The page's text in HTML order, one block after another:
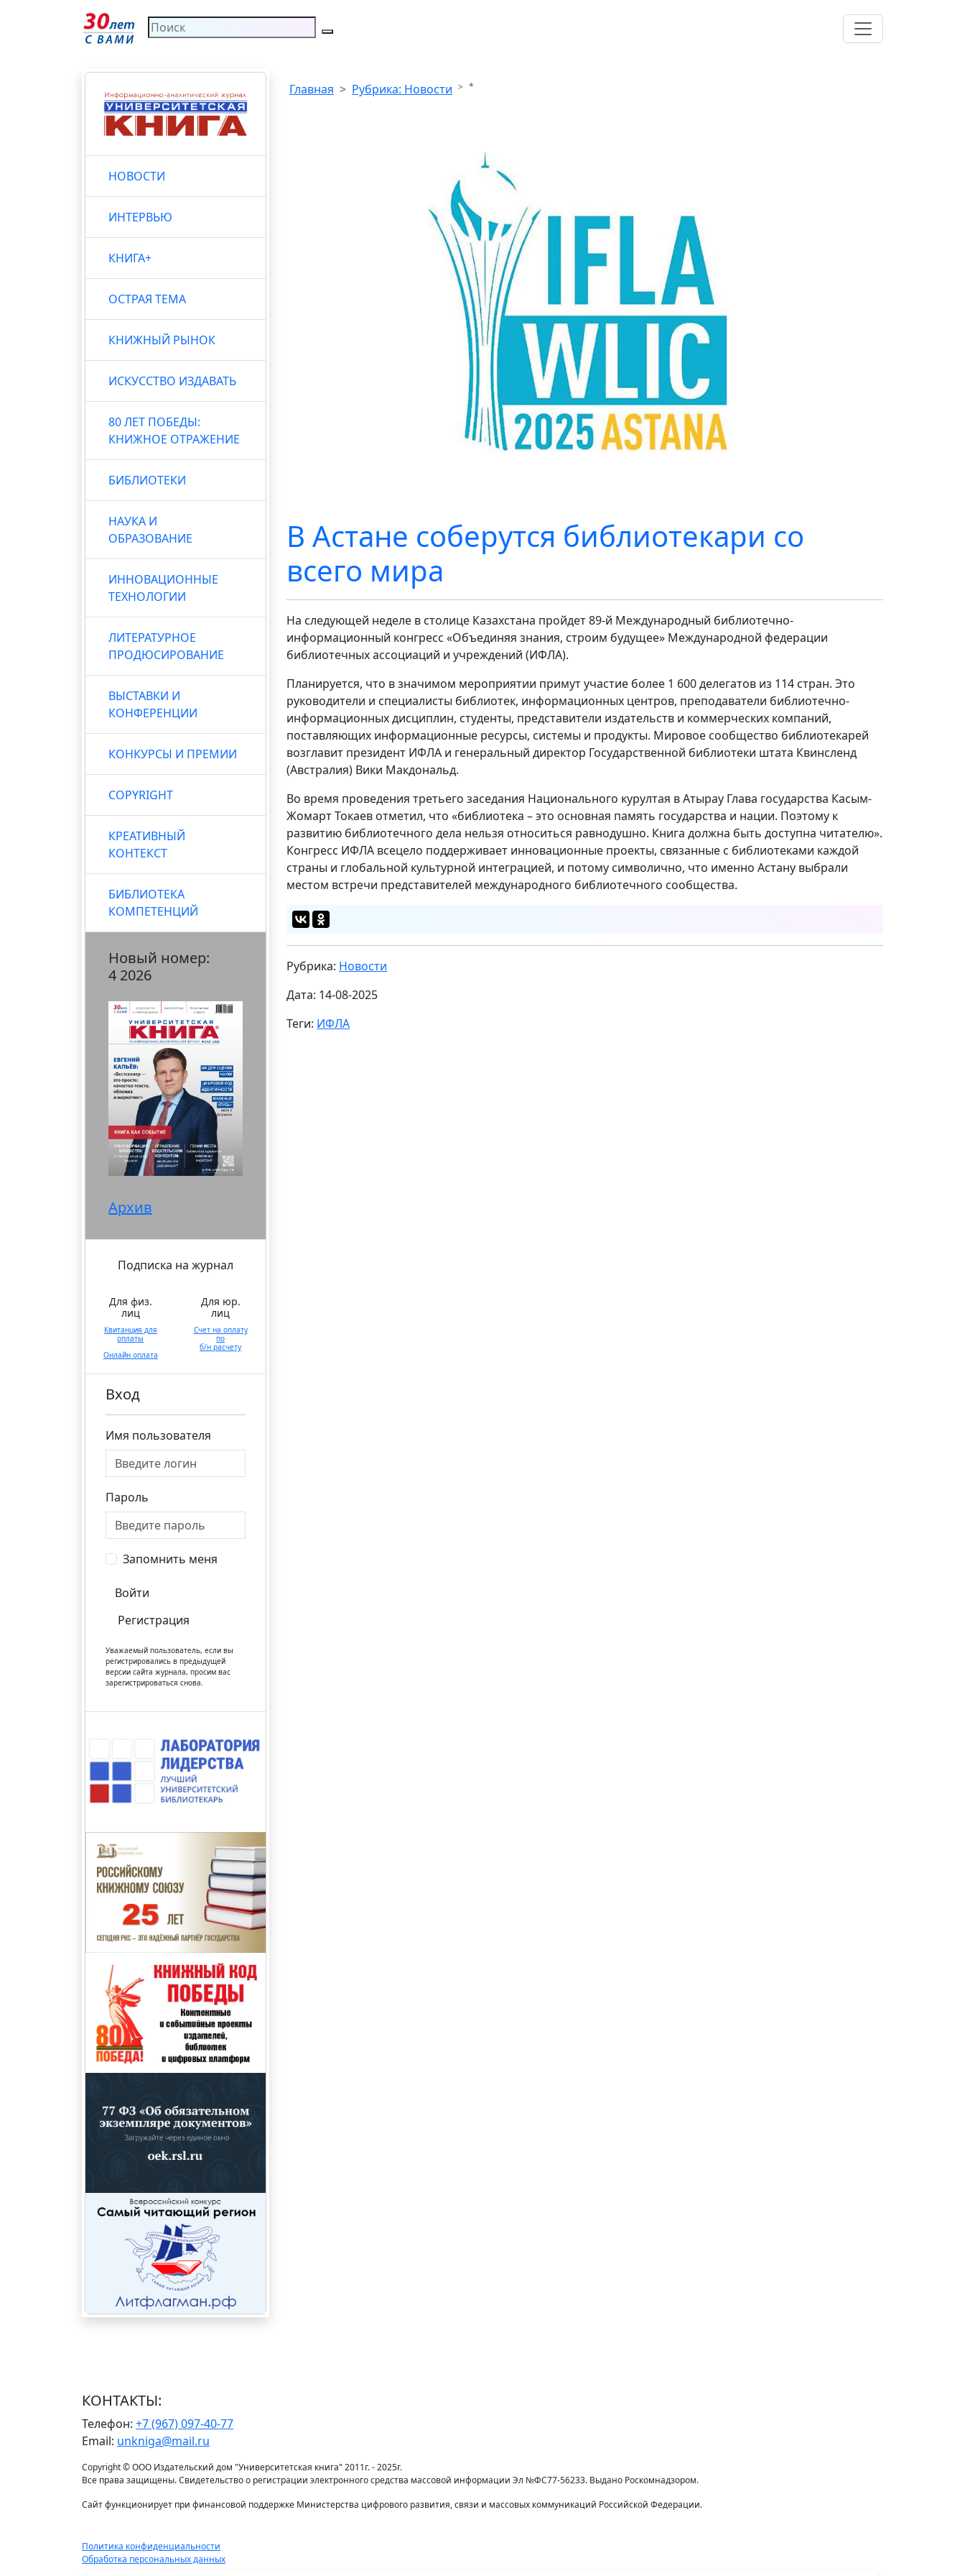
НОВОСТИ
ИНТЕРВЬЮ
КНИГА+
ОСТРАЯ ТЕМА
КНИЖНЫЙ РЫНОК
ИСКУССТВО ИЗДАВАТЬ
80 ЛЕТ ПОБЕДЫ:
КНИЖНОЕ ОТРАЖЕНИЕ
БИБЛИОТЕКИ
НАУКА И
ОБРАЗОВАНИЕ
ИННОВАЦИОННЫЕ
ТЕХНОЛОГИИ
ЛИТЕРАТУРНОЕ
ПРОДЮСИРОВАНИЕ
ВЫСТАВКИ И
КОНФЕРЕНЦИИ
КОНКУРСЫ И ПРЕМИИ
COPYRIGHT
КРЕАТИВНЫЙ
КОНТЕКСТ
БИБЛИОТЕКА
КОМПЕТЕНЦИЙ
Новый номер:
4 2026
Архив
Подписка на журнал
Для физ.
лиц
Квитанция для
оплаты
Онлайн оплата
Для юр.
лиц
Счет на оплату
по
б/н расчету
Вход
Имя пользователя
Пароль
Запомнить меня
Войти
Регистрация
Уважаемый пользователь, если вы
регистрировались в предыдущей
версии сайта журнала, просим вас
зарегистрироваться снова.
Главная Рубрика: Новости *
В Астане соберутся библиотекари со
всего мира
На следующей неделе в столице Казахстана пройдет 89-й Международный библиотечно-
информационный конгресс «Объединяя знания, строим будущее» Международной федерации
библиотечных ассоциаций и учреждений (ИФЛА).
Планируется, что в значимом мероприятии примут участие более 1 600 делегатов из 114 стран. Это
руководители и специалис­ты библиотек, информационных центров, преподаватели библио­течно-
информационных дисцип­лин, студенты, представители издательств и коммерческих компаний,
поставляющих информационные ресурсы, системы и продукты. Мировое сообщество библиотекарей
возглавит президент ИФЛА и генеральный директор Государственной библиотеки штата Квинсленд
(Австралия) Вики Макдональд.
Во время проведения третьего заседания Национального курултая в Атырау Глава государства Касым-
Жомарт Токаев отметил, что «библиотека – это основная память государства и нации. Поэтому к
развитию библиотечного дела нельзя относиться равнодушно. Книга должна быть доступна читателю».
Конгресс ИФЛА всецело поддерживает инновационные проекты, связанные с библиотеками каждой
страны и глобальной культурной интеграцией, и потому символично, что именно Астану выбрали
местом встречи представителей международного библиотечного сообщества.
Рубрика: Новости
Дата: 14-08-2025
Теги: ИФЛА
КОНТАКТЫ:
Телефон: +7 (967) 097-40-77
Email: unkniga@mail.ru
Copyright © ООО Издательский дом "Университетская книга" 2011г. - 2025г.
Все права защищены. Свидетельство о регистрации электронного средства массовой информации Эл №ФС77-56233. Выдано Роскомнадзором.
Сайт функционирует при финансовой поддержке Министерства цифрового развития, связи и массовых коммуникаций Российской Федерации.
Политика конфиденциальности
Обработка персональных данных